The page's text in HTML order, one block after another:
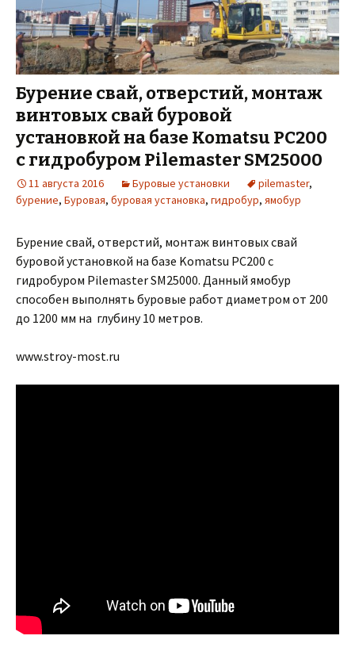
Бурение свай, отверстий, монтаж
винтовых свай буровой
установкой на базе Komatsu PC200
с гидробуром Pilemaster SM25000
11 августа 2016 Буровые установки pilemaster,
бурение, Буровая, буровая установка, гидробур, ямобур
Бурение свай, отверстий, монтаж винтовых свай
буровой установкой на базе Komatsu PC200 с
гидробуром Pilemaster SM25000. Данный ямобур
способен выполнять буровые работ диаметром от 200
до 1200 мм на глубину 10 метров.
www.stroy-most.ru